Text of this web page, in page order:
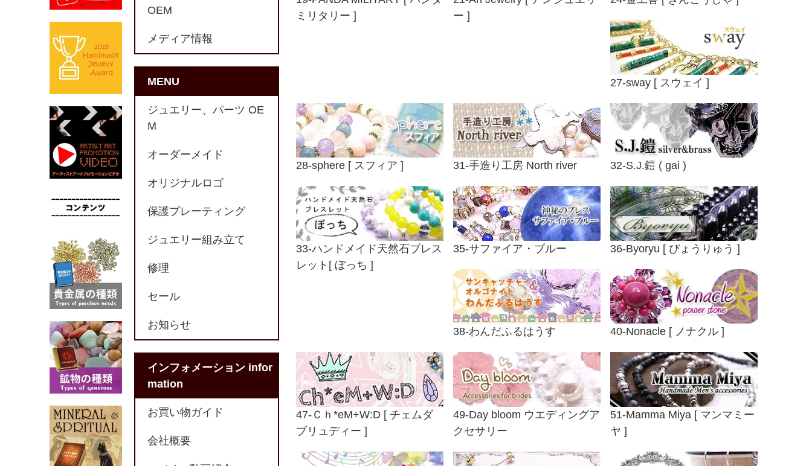
ミリタリー ]
ー ]
27-sway [ スウェイ ]
28-sphere [ スフィア ] 31-手造り工房 North river 32-S.J.鎧 ( gai )
33-ハンドメイド天然石ブレス
レット[ ぼっち ]
35-サファイア・ブルー 36-Byoryu [ びょうりゅう ]
38-わんだふるはうす 40-Nonacle [ ノナクル ]
47-Ｃｈ*eM+W:D [ チェムダ
ブリュディー ]
49-Day bloom ウエディングア
クセサリー
51-Mamma Miya [ マンマミー
ヤ ]
OEM
メディア情報
MENU
ジュエリー、パーツ OE
M
オーダーメイド
オリジナルロゴ
保護プレーティング
ジュエリー組み立て
修理
セール
お知らせ
インフォメーション infor
mation
お買い物ガイド
会社概要